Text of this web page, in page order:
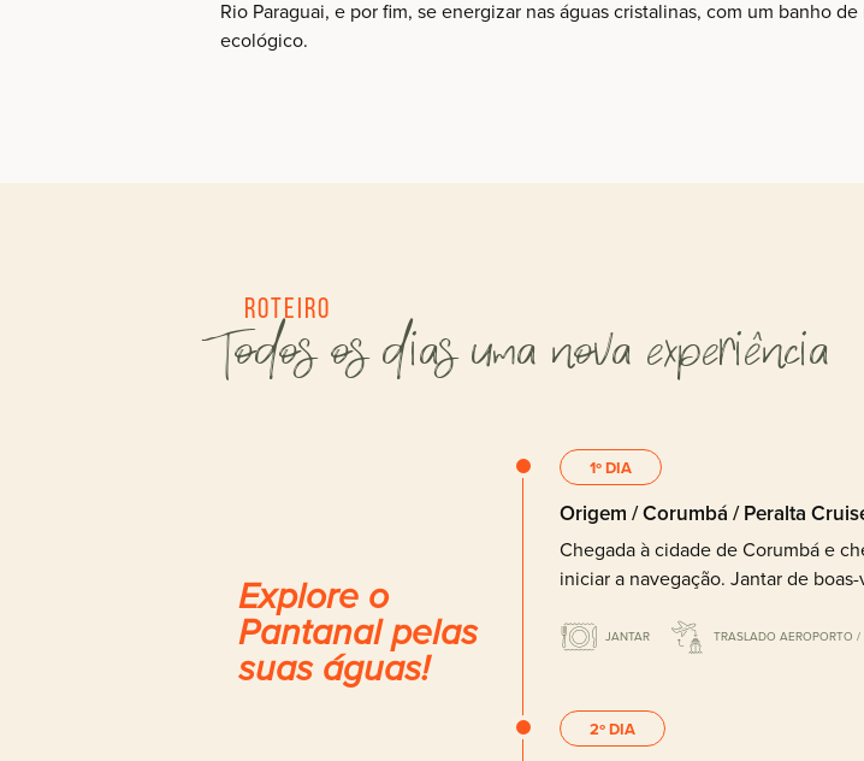
Rio Paraguai, e por fim, se energizar nas águas cristalinas, com um banho
ecológico.
Roteiro
Todos os dias uma nova experiência
Explore o
Pantanal pelas
suas águas!
1º DIA
Origem / Corumbá / Peralta
Chegada à cidade de Corumbá e
iniciar a navegação. Jantar de
JANTAR TRASLADO AEROPORTO /
2º DIA